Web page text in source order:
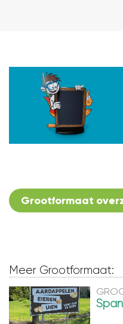
Grootformaat
Meer Grootformaat: